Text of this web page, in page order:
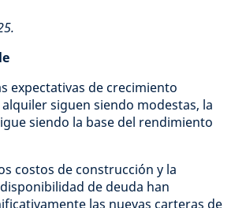
expectativas de crecimiento
siguen siendo modestas, la
siendo la base del rendimiento
costos de construcción y la
de deuda han
las nuevas carteras de